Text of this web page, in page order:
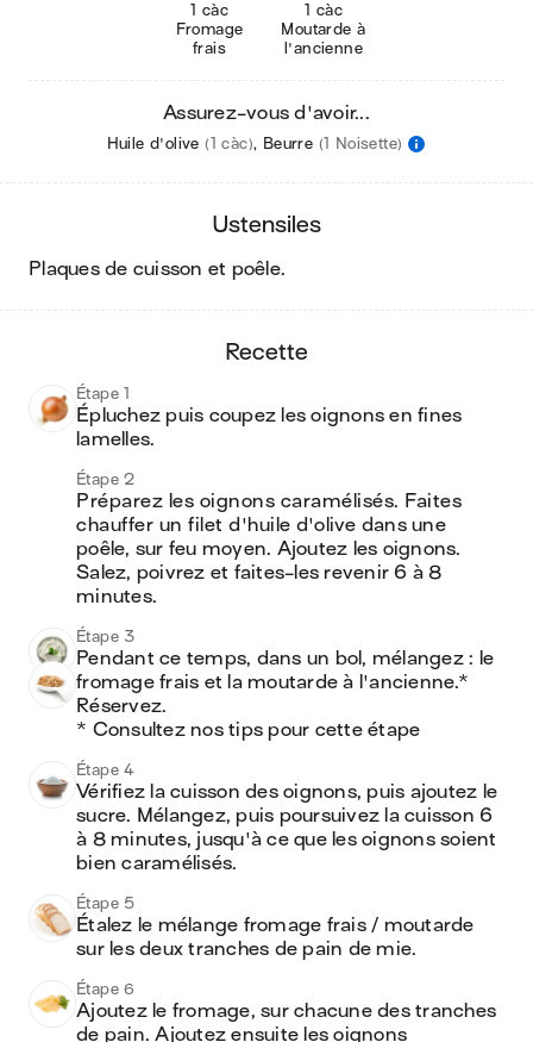
1 càc
Fromage
frais
1 càc
Moutarde à
l'ancienne
Assurez-vous d'avoir...
Huile d'olive (1 càc), Beurre (1 Noisette)
ustensiles
plaques de cuisson et poêle.
recette
Étape 1
Épluchez puis coupez les oignons en fines
lamelles.
Étape 2
Préparez les oignons caramélisés. Faites
chauffer un filet d'huile d'olive dans une
poêle, sur feu moyen. Ajoutez les oignons.
Salez, poivrez et faites-les revenir 6 à 8
minutes.
Étape 3
Pendant ce temps, dans un bol, mélangez : le
fromage frais et la moutarde à l'ancienne.*
Réservez.
* Consultez nos tips pour cette étape
Étape 4
Vérifiez la cuisson des oignons, puis ajoutez le
sucre. Mélangez, puis poursuivez la cuisson 6
à 8 minutes, jusqu'à ce que les oignons soient
bien caramélisés.
Étape 5
Étalez le mélange fromage frais / moutarde
sur les deux tranches de pain de mie.
Étape 6
Ajoutez le fromage, sur chacune des tranches
de pain. Ajoutez ensuite les oignons